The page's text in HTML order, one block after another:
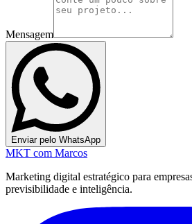
Mensagem
Enviar pelo WhatsApp
MKT com Marcos
Marketing digital estratégico para
previsibilidade e inteligência.